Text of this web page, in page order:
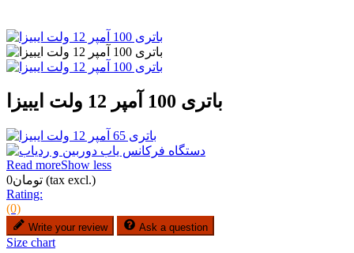
باتری 100 آمپر 12 ولت ایبیزا
Read moreShow less
تومان0 (tax excl.)
Rating:
(0)
Write your review Ask a question
Size chart